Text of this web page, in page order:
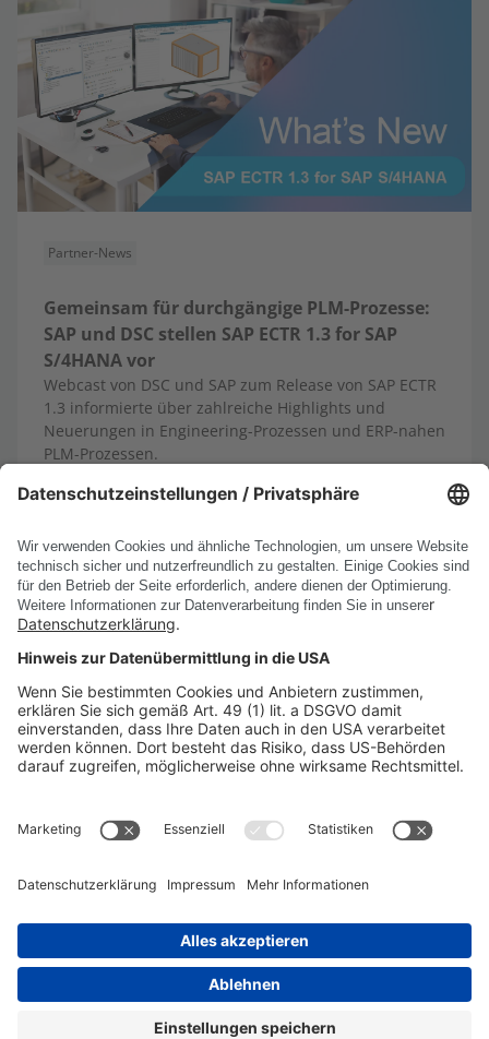
Partner-News
Gemeinsam für durchgängige PLM-Prozesse:
SAP und DSC stellen SAP ECTR 1.3 for SAP
S/4HANA vor
Webcast von DSC und SAP zum Release von SAP ECTR
1.3 informierte über zahlreiche Highlights und
Neuerungen in Engineering-Prozessen und ERP-nahen
PLM-Prozessen.
13.10.2025 Mehr erfahren
Alle News anzeigen
RECHTLICHE INFORMATIONEN